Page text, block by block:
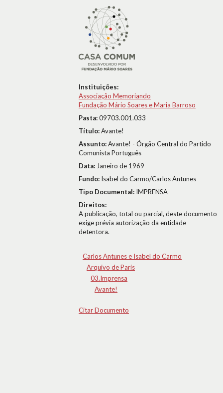
Instituições:
Associação Memoriando
Fundação Mário Soares e Maria Barroso
Pasta:09703.001.033
Título:Avante!
Assunto:Avante! - Órgão Central do Partido
Comunista Português
Data: Janeiro de 1969
Fundo: Isabel do Carmo/Carlos Antunes
Tipo Documental: IMPRENSA
Direitos:
A publicação, total ou parcial, deste documento
exige prévia autorização da entidade
detentora.
Carlos Antunes e Isabel do Carmo
Arquivo de Paris
03.Imprensa
Avante!
Citar Documento